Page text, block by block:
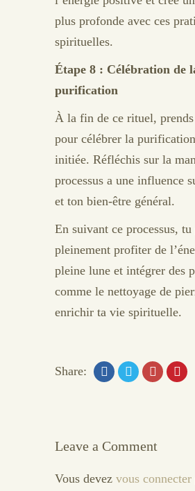
plus profonde avec ces
spirituelles.
Étape 8 : Célébration de
purification
À la fin de ce rituel,
pour célébrer la
initiée. Réfléchis sur la
processus a une influence
et ton bien-être général.
En suivant ce processus, tu
pleinement profiter de
pleine lune et intégrer des
comme le nettoyage de
enrichir ta vie spirituelle.
Share:
Leave a Comment
Vous devez vous connecter